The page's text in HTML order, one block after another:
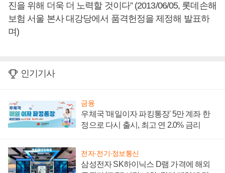
진을 위해 더욱 더 노력할 것이다” (2013/06/05, 롯데손해
보험 서울 본사 대강당에서 품격헌정을 제정해 발표하
며)
인기기사
금융
우체국 '매일이자 파킹통장' 5만 계좌 한
정으로 다시 출시, 최고 연 2.0% 금리
전자·전기·정보통신
삼성전자 SK하이닉스 D램 가격에 해외